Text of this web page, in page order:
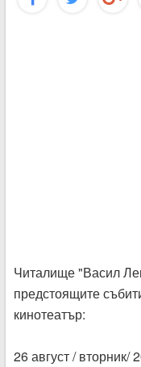
Читалище "Васил
предстоящите
кинотеатър:
26 август /